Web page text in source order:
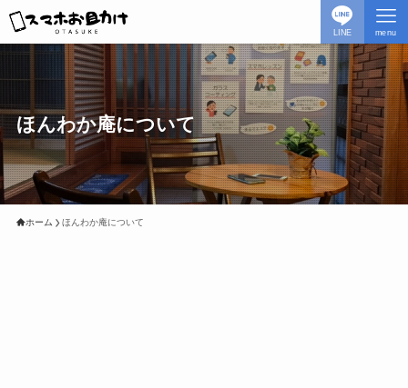
LINE menu
ほんわか庵について
ホーム ほんわか庵について